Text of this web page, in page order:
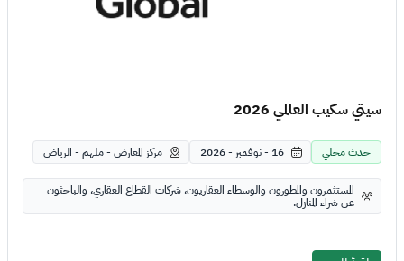
سيتي سكيب العالمي 2026
حدث محلي 16 - نوفمبر - 2026 مركز المعارض - ملهم - الرياض
المستثمرون والمطورون والوسطاء العقاريون، شركات القطاع العقاري، والباحثون
عن شراء المنازل.